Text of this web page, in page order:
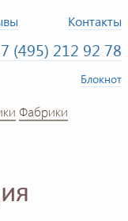
Контакты
(495) 212 92 78
Блокнот
Фабрики